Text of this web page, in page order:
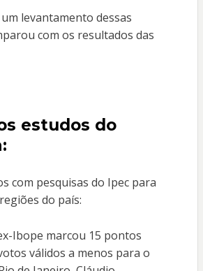
levantamento dessas
com os resultados das
estudos do
com pesquisas do Ipec para
do país:
Ibope marcou 15 pontos
válidos a menos para o